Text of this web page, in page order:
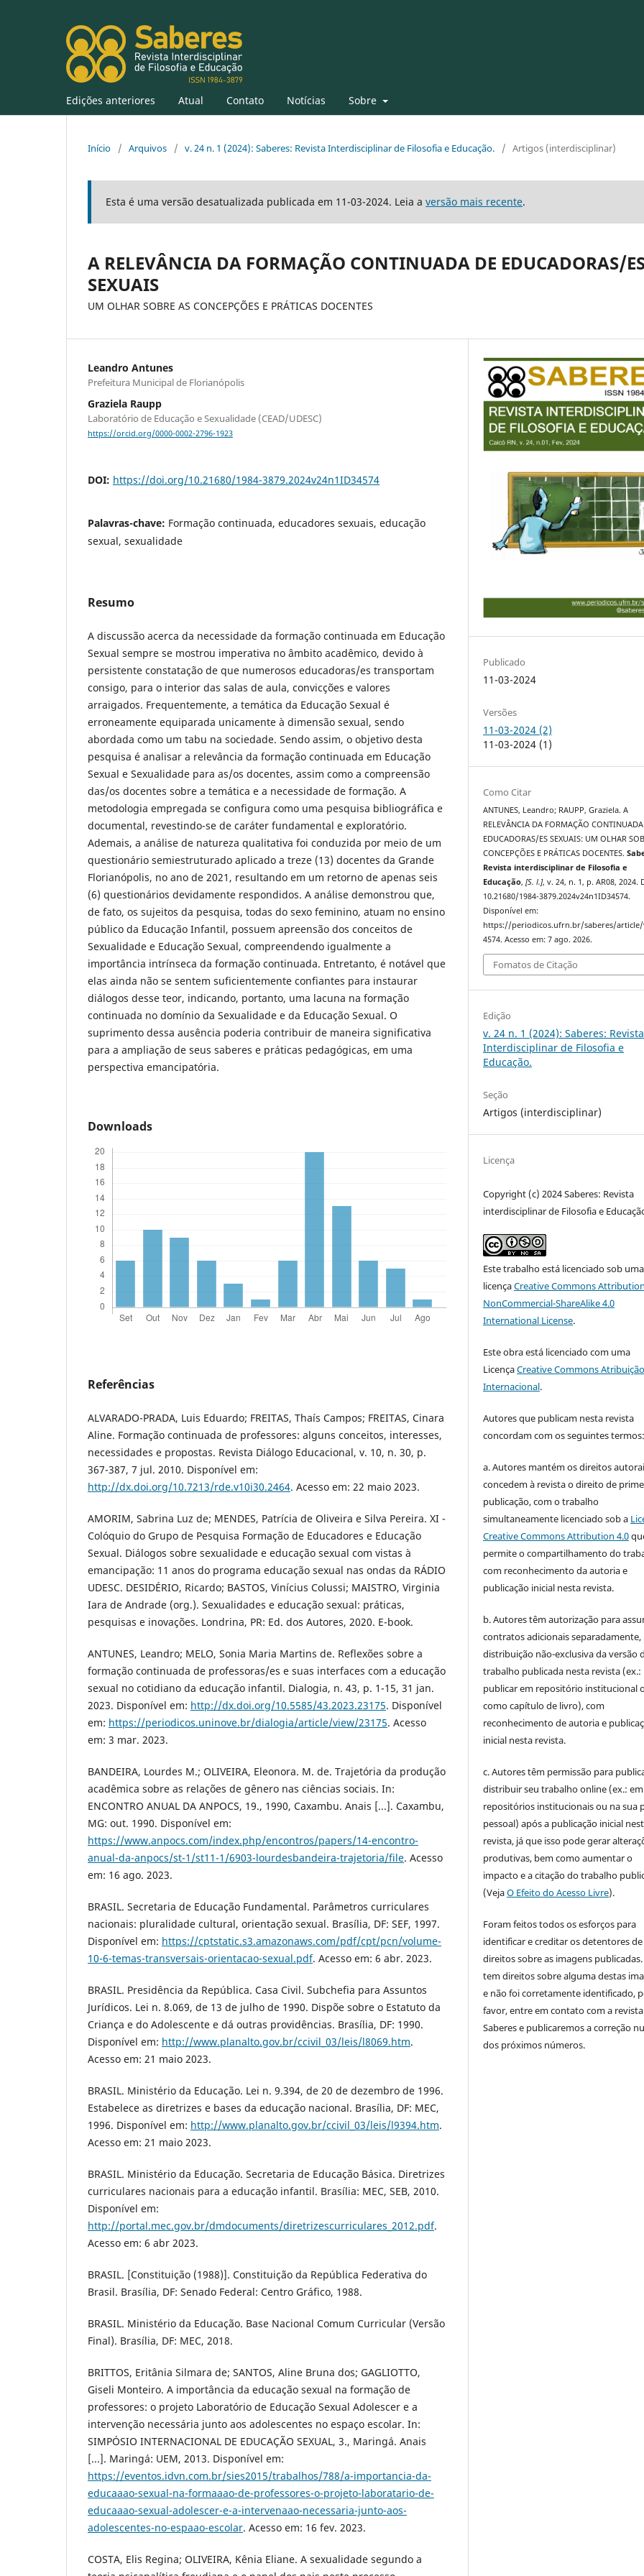
Edições anteriores Atual Contato Notícias Sobre
Início / Arquivos / v. 24 n. 1 (2024): Saberes: Revista Interdisciplinar de Filosofia e Educação. / Artigos (interdisciplinar)
Esta é uma versão desatualizada publicada em 11-03-2024. Leia a versão mais recente.
A RELEVÂNCIA DA FORMAÇÃO CONTINUADA DE EDUCADORAS/
SEXUAIS
UM OLHAR SOBRE AS CONCEPÇÕES E PRÁTICAS DOCENTES
Leandro Antunes
Prefeitura Municipal de Florianópolis
Graziela Raupp
Laboratório de Educação e Sexualidade (CEAD/UDESC)
https://orcid.org/0000-0002-2796-1923
DOI: https://doi.org/10.21680/1984-3879.2024v24n1ID34574
Palavras-chave: Formação continuada, educadores sexuais, educação
sexual, sexualidade
Resumo
A discussão acerca da necessidade da formação continuada em Educação
Sexual sempre se mostrou imperativa no âmbito acadêmico, devido à
persistente constatação de que numerosos educadoras/es transportam
consigo, para o interior das salas de aula, convicções e valores
arraigados. Frequentemente, a temática da Educação Sexual é
erroneamente equiparada unicamente à dimensão sexual, sendo
abordada como um tabu na sociedade. Sendo assim, o objetivo desta
pesquisa é analisar a relevância da formação continuada em Educação
Sexual e Sexualidade para as/os docentes, assim como a compreensão
das/os docentes sobre a temática e a necessidade de formação. A
metodologia empregada se configura como uma pesquisa bibliográfica e
documental, revestindo-se de caráter fundamental e exploratório.
Ademais, a análise de natureza qualitativa foi conduzida por meio de um
questionário semiestruturado aplicado a treze (13) docentes da Grande
Florianópolis, no ano de 2021, resultando em um retorno de apenas seis
(6) questionários devidamente respondidos. A análise demonstrou que,
de fato, os sujeitos da pesquisa, todas do sexo feminino, atuam no ensino
público da Educação Infantil, possuem apreensão dos conceitos de
Sexualidade e Educação Sexual, compreendendo igualmente a
importância intrínseca da formação continuada. Entretanto, é notável que
elas ainda não se sentem suficientemente confiantes para instaurar
diálogos desse teor, indicando, portanto, uma lacuna na formação
continuada no domínio da Sexualidade e da Educação Sexual. O
suprimento dessa ausência poderia contribuir de maneira significativa
para a ampliação de seus saberes e práticas pedagógicas, em uma
perspectiva emancipatória.
Downloads
Referências
ALVARADO-PRADA, Luis Eduardo; FREITAS, Thaís Campos; FREITAS, Cinara
Aline. Formação continuada de professores: alguns conceitos, interesses,
necessidades e propostas. Revista Diálogo Educacional, v. 10, n. 30, p.
367-387, 7 jul. 2010. Disponível em:
http://dx.doi.org/10.7213/rde.v10i30.2464. Acesso em: 22 maio 2023.
AMORIM, Sabrina Luz de; MENDES, Patrícia de Oliveira e Silva Pereira. XI -
Colóquio do Grupo de Pesquisa Formação de Educadores e Educação
Sexual. Diálogos sobre sexualidade e educação sexual com vistas à
emancipação: 11 anos do programa educação sexual nas ondas da RÁDIO
UDESC. DESIDÉRIO, Ricardo; BASTOS, Vinícius Colussi; MAISTRO, Virginia
Iara de Andrade (org.). Sexualidades e educação sexual: práticas,
pesquisas e inovações. Londrina, PR: Ed. dos Autores, 2020. E-book.
ANTUNES, Leandro; MELO, Sonia Maria Martins de. Reflexões sobre a
formação continuada de professoras/es e suas interfaces com a educação
sexual no cotidiano da educação infantil. Dialogia, n. 43, p. 1-15, 31 jan.
2023. Disponível em: http://dx.doi.org/10.5585/43.2023.23175. Disponível
em: https://periodicos.uninove.br/dialogia/article/view/23175. Acesso
em: 3 mar. 2023.
BANDEIRA, Lourdes M.; OLIVEIRA, Eleonora. M. de. Trajetória da produção
acadêmica sobre as relações de gênero nas ciências sociais. In:
ENCONTRO ANUAL DA ANPOCS, 19., 1990, Caxambu. Anais [...]. Caxambu,
MG: out. 1990. Disponível em:
https://www.anpocs.com/index.php/encontros/papers/14-encontro-
anual-da-anpocs/st-1/st11-1/6903-lourdesbandeira-trajetoria/file. Acesso
em: 16 ago. 2023.
BRASIL. Secretaria de Educação Fundamental. Parâmetros curriculares
nacionais: pluralidade cultural, orientação sexual. Brasília, DF: SEF, 1997.
Disponível em: https://cptstatic.s3.amazonaws.com/pdf/cpt/pcn/volume-
10-6-temas-transversais-orientacao-sexual.pdf. Acesso em: 6 abr. 2023.
BRASIL. Presidência da República. Casa Civil. Subchefia para Assuntos
Jurídicos. Lei n. 8.069, de 13 de julho de 1990. Dispõe sobre o Estatuto da
Criança e do Adolescente e dá outras providências. Brasília, DF: 1990.
Disponível em: http://www.planalto.gov.br/ccivil_03/leis/l8069.htm.
Acesso em: 21 maio 2023.
BRASIL. Ministério da Educação. Lei n. 9.394, de 20 de dezembro de 1996.
Estabelece as diretrizes e bases da educação nacional. Brasília, DF: MEC,
1996. Disponível em: http://www.planalto.gov.br/ccivil_03/leis/l9394.htm.
Acesso em: 21 maio 2023.
BRASIL. Ministério da Educação. Secretaria de Educação Básica. Diretrizes
curriculares nacionais para a educação infantil. Brasília: MEC, SEB, 2010.
Disponível em:
http://portal.mec.gov.br/dmdocuments/diretrizescurriculares_2012.pdf.
Acesso em: 6 abr 2023.
BRASIL. [Constituição (1988)]. Constituição da República Federativa do
Brasil. Brasília, DF: Senado Federal: Centro Gráfico, 1988.
BRASIL. Ministério da Educação. Base Nacional Comum Curricular (Versão
Final). Brasília, DF: MEC, 2018.
BRITTOS, Eritânia Silmara de; SANTOS, Aline Bruna dos; GAGLIOTTO,
Giseli Monteiro. A importância da educação sexual na formação de
professores: o projeto Laboratório de Educação Sexual Adolescer e a
intervenção necessária junto aos adolescentes no espaço escolar. In:
SIMPÓSIO INTERNACIONAL DE EDUCAÇÃO SEXUAL, 3., Maringá. Anais
[...]. Maringá: UEM, 2013. Disponível em:
https://eventos.idvn.com.br/sies2015/trabalhos/788/a-importancia-da-
educaaao-sexual-na-formaaao-de-professores-o-projeto-laboratario-de-
educaaao-sexual-adolescer-e-a-intervenaao-necessaria-junto-aos-
adolescentes-no-espaao-escolar. Acesso em: 16 fev. 2023.
COSTA, Elis Regina; OLIVEIRA, Kênia Eliane. A sexualidade segundo a
Publicado
11-03-2024
Versões
11-03-2024 (2)
11-03-2024 (1)
Como Citar
ANTUNES, Leandro; RAUPP, Graziela. A
RELEVÂNCIA DA FORMAÇÃO
EDUCADORAS/ES SEXUAIS: UM OLHAR
CONCEPÇÕES E PRÁTICAS DOCENTES.
Revista interdisciplinar de Filosofia e
Educação,[S. l.], v. 24, n. 1, p. AR08, 2024.
10.21680/1984-3879.2024v24n1ID34574.
Disponível em:
https://periodicos.ufrn.br/saberes/
4574. Acesso em: 7 ago. 2026.
Fomatos de Citação
Edição
v. 24 n. 1 (2024): Saberes: Revista
Interdisciplinar de Filosofia e
Educação.
Seção
Artigos (interdisciplinar)
Licença
Copyright (c) 2024 Saberes: Revista
interdisciplinar de Filosofia e
Este trabalho está licenciado sob uma
licençaCreative Commons
NonCommercial-ShareAlike 4.0
International License.
Este obra está licenciado com uma
LicençaCreative Commons
Internacional.
Autores que publicam nesta revista
concordam com os seguintes termos:
a. Autores mantém os direitos
concedem à revista o direito de
publicação, com o trabalho
simultaneamente licenciado sob a
Creative Commons Attribution 4.0
permite o compartilhamento do
com reconhecimento da autoria e
publicação inicial nesta revista.
b. Autores têm autorização para
contratos adicionais separadamente,
distribuição não-exclusiva da versão
trabalho publicada nesta revista (ex.:
publicar em repositório institucional
como capítulo de livro), com
reconhecimento de autoria e
inicial nesta revista.
c. Autores têm permissão para
distribuir seu trabalho online (ex.: em
repositórios institucionais ou na sua
pessoal) após a publicação inicial
revista, já que isso pode gerar
produtivas, bem como aumentar o
impacto e a citação do trabalho
(VejaO Efeito do Acesso Livre).
Foram feitos todos os esforços para
identificar e creditar os detentores de
direitos sobre as imagens publicadas.
tem direitos sobre alguma destas
e não foi corretamente identificado,
favor, entre em contato com a revista
Saberes e publicaremos a correção
dos próximos números.